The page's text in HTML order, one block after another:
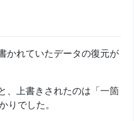
かれていたデータの復元が
、上書きされたのは「一箇
りでした。